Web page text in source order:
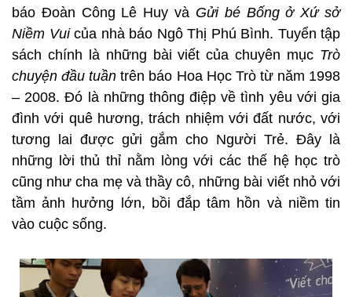
báo Đoàn Công Lê Huy và Gửi bé Bống ở Xứ sở
Niềm Vuicủa nhà báo Ngô Thị Phú Bình. Tuyển tập
sách chính là những bài viết của chuyên mục Trò
chuyện đầu tuần trên báo Hoa Học Trò từ năm 1998
– 2008. Đó là những thông điệp về tình yêu với gia
đình với quê hương, trách nhiệm với đất nước, với
tương lai được gửi gắm cho Người Trẻ. Đây là
những lời thủ thỉ nằm lòng với các thế hệ học trò
cũng như cha mẹ và thầy cô, những bài viết nhỏ với
tầm ảnh hưởng lớn, bồi đắp tâm hồn và niềm tin
vào cuộc sống.